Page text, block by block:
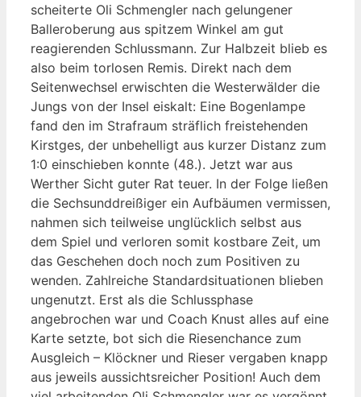
scheiterte Oli Schmengler nach gelungener
Balleroberung aus spitzem Winkel am gut
reagierenden Schlussmann. Zur Halbzeit blieb es
also beim torlosen Remis. Direkt nach dem
Seitenwechsel erwischten die Westerwälder die
Jungs von der Insel eiskalt: Eine Bogenlampe
fand den im Strafraum sträflich freistehenden
Kirstges, der unbehelligt aus kurzer Distanz zum
1:0 einschieben konnte (48.). Jetzt war aus
Werther Sicht guter Rat teuer. In der Folge ließen
die Sechsunddreißiger ein Aufbäumen vermissen,
nahmen sich teilweise unglücklich selbst aus
dem Spiel und verloren somit kostbare Zeit, um
das Geschehen doch noch zum Positiven zu
wenden. Zahlreiche Standardsituationen blieben
ungenutzt. Erst als die Schlussphase
angebrochen war und Coach Knust alles auf eine
Karte setzte, bot sich die Riesenchance zum
Ausgleich – Klöckner und Rieser vergaben knapp
aus jeweils aussichtsreicher Position! Auch dem